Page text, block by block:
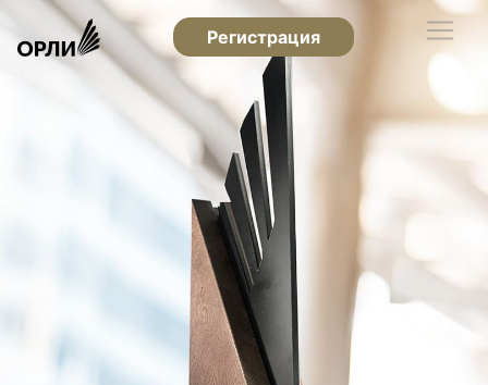
Регистрация